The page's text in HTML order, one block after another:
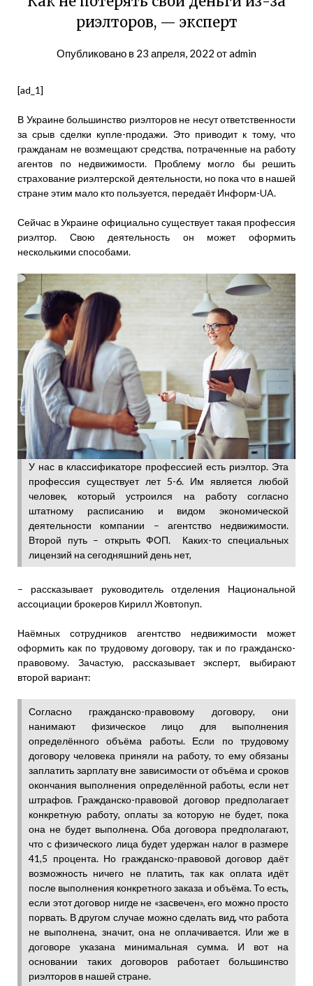
риэлторов, — эксперт
Опубликовано в 23 апреля, 2022 отadmin
[ad_1]
В Украине большинство риэлторов не несут ответственности
за срыв сделки купле-продажи. Это приводит к тому, что
гражданам не возмещают средства, потраченные на работу
агентов по недвижимости. Проблему могло бы решить
страхование риэлтерской деятельности, но пока что в нашей
стране этим мало кто пользуется, передаёт Информ-UA.
Сейчас в Украине официально существует такая профессия
риэлтор. Свою деятельность он может оформить
несколькими способами.
У нас в классификаторе профессией есть риэлтор. Эта
профессия существует лет 5-6. Им является любой
человек, который устроился на работу согласно
штатному расписанию и видом экономической
деятельности компании – агентство недвижимости.
Второй путь – открыть ФОП. Каких-то специальных
лицензий на сегодняшний день нет,
– рассказывает руководитель отделения Национальной
ассоциации брокеров Кирилл Жовтопуп.
Наёмных сотрудников агентство недвижимости может
оформить как по трудовому договору, так и по гражданско-
правовому. Зачастую, рассказывает эксперт, выбирают
второй вариант:
Согласно гражданско-правовому договору, они
нанимают физическое лицо для выполнения
определённого объёма работы. Если по трудовому
договору человека приняли на работу, то ему обязаны
заплатить зарплату вне зависимости от объёма и сроков
окончания выполнения определённой работы, если нет
штрафов. Гражданско-правовой договор предполагает
конкретную работу, оплаты за которую не будет, пока
она не будет выполнена. Оба договора предполагают,
что с физического лица будет удержан налог в размере
41,5 процента. Но гражданско-правовой договор даёт
возможность ничего не платить, так как оплата идёт
после выполнения конкретного заказа и объёма. То есть,
если этот договор нигде не «засвечен», его можно просто
порвать. В другом случае можно сделать вид, что работа
не выполнена, значит, она не оплачивается. Или же в
договоре указана минимальная сумма. И вот на
основании таких договоров работает большинство
риэлторов в нашей стране.